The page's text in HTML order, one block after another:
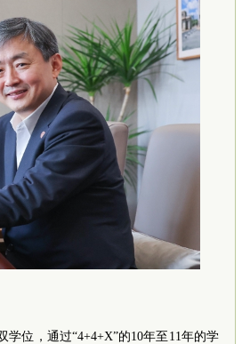
位，通过“4+4+X”的10年至11年的学